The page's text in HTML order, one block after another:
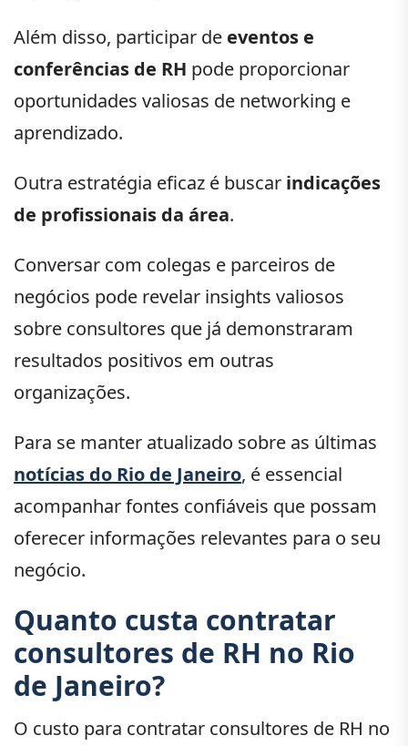
Além disso, participar de eventos e
conferências de RH pode proporcionar
oportunidades valiosas de networking e
aprendizado.
Outra estratégia eficaz é buscar indicações
de profissionais da área.
Conversar com colegas e parceiros de
negócios pode revelar insights valiosos
sobre consultores que já demonstraram
resultados positivos em outras
organizações.
Para se manter atualizado sobre as últimas
notícias do Rio de Janeiro, é essencial
acompanhar fontes confiáveis que possam
oferecer informações relevantes para o seu
negócio.
Quanto custa contratar
consultores de RH no Rio
de Janeiro?
O custo para contratar consultores de RH no